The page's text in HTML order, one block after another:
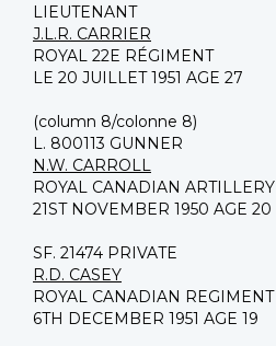
LIEUTENANT
J.L.R. CARRIER
ROYAL 22E RÉGIMENT
LE 20 JUILLET 1951 AGE 27
(column 8/colonne 8)
L. 800113 GUNNER
N.W. CARROLL
ROYAL CANADIAN ARTILLERY
21ST NOVEMBER 1950 AGE 20
SF. 21474 PRIVATE
R.D. CASEY
ROYAL CANADIAN REGIMENT
6TH DECEMBER 1951 AGE 19